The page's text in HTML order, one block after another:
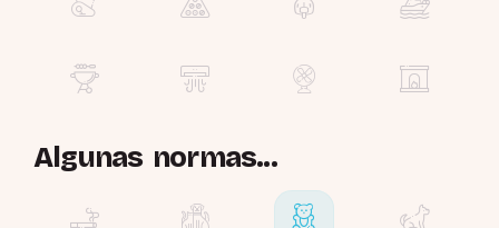
Algunas normas...